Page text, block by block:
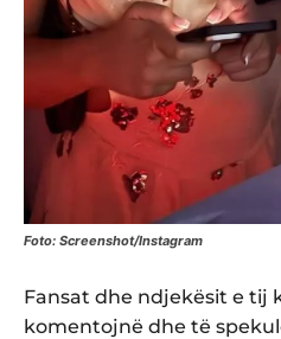
Foto: Screenshot/Instagram
Fansat dhe ndjekësit e tij
komentojnë dhe të